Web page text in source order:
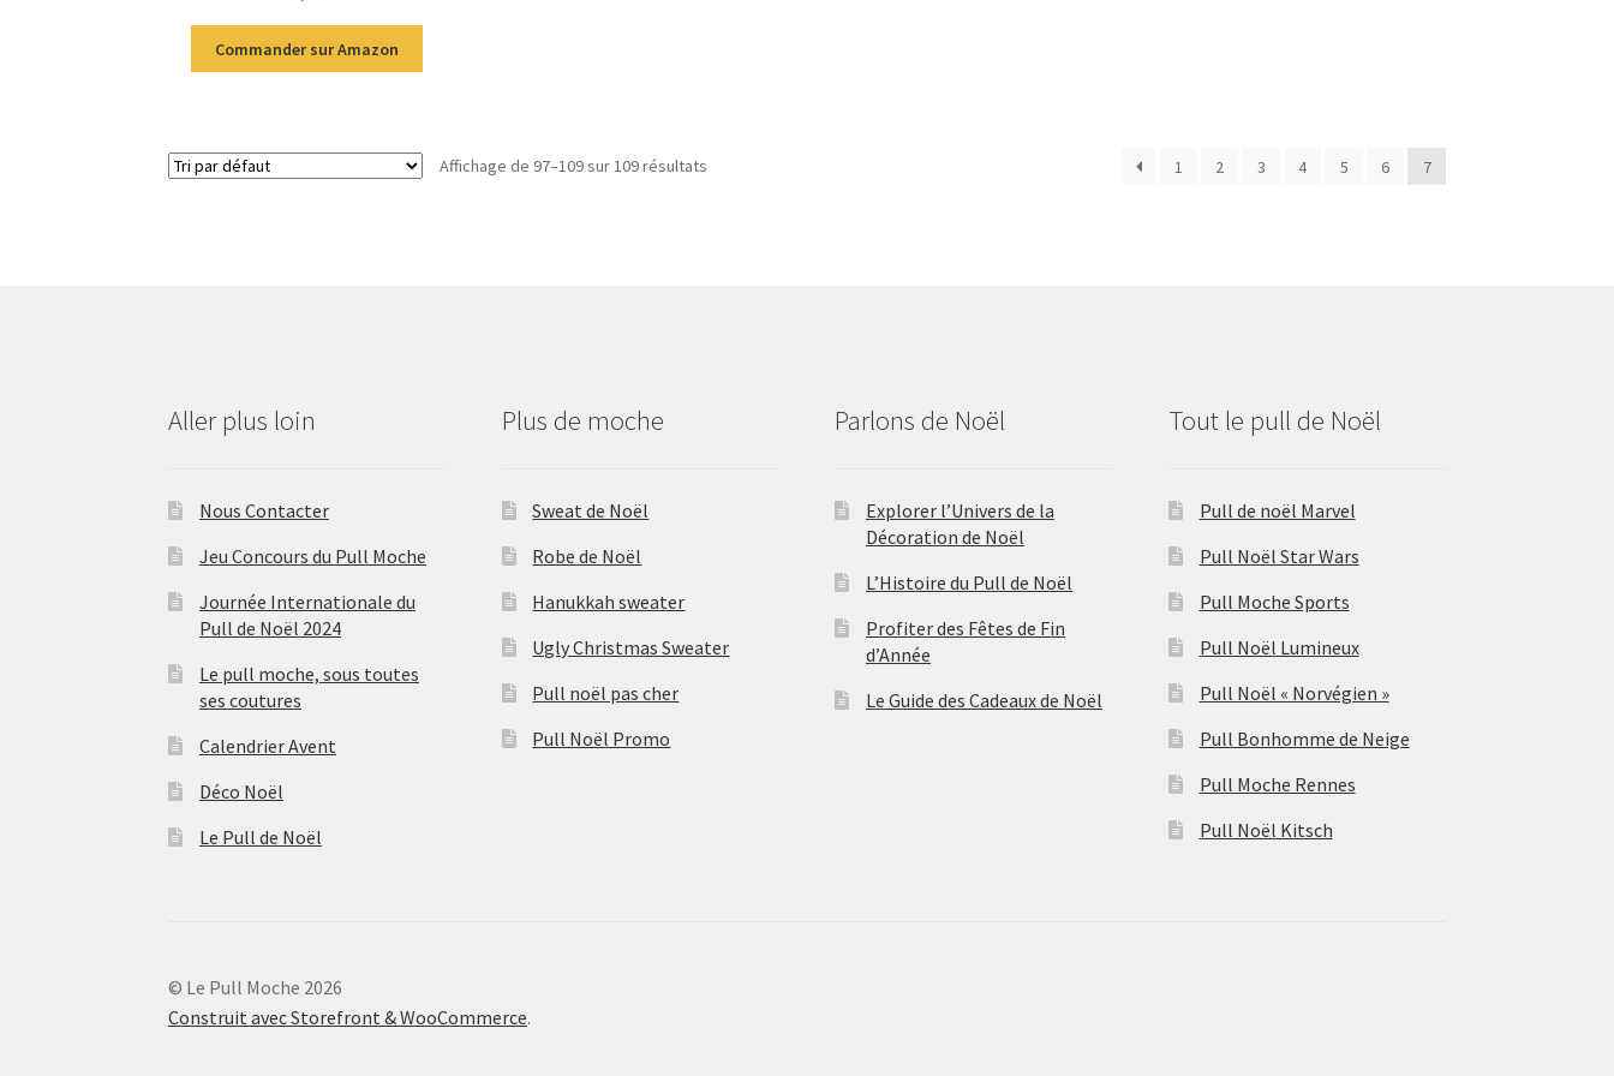
Commander sur Amazon
Affichage de 97–109 sur 109 résultats 1 2 3 4 5 6 7
Aller plus loin
Nous Contacter
Jeu Concours du Pull Moche
Journée Internationale du
Pull de Noël 2024
Le pull moche, sous toutes
ses coutures
Calendrier Avent
Déco Noël
Le Pull de Noël
Plus de moche
Sweat de Noël
Robe de Noël
Hanukkah sweater
Ugly Christmas Sweater
Pull noël pas cher
Pull Noël Promo
Parlons de Noël
Explorer l’Univers de la
Décoration de Noël
L’Histoire du Pull de Noël
Profiter des Fêtes de Fin
d’Année
Le Guide des Cadeaux de Noël
Tout le pull de Noël
Pull de noël Marvel
Pull Noël Star Wars
Pull Moche Sports
Pull Noël Lumineux
Pull Noël « Norvégien »
Pull Bonhomme de Neige
Pull Moche Rennes
Pull Noël Kitsch
© Le Pull Moche 2026
Construit avec Storefront & WooCommerce.